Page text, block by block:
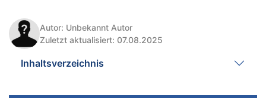
Autor: Unbekannt Autor
Zuletzt aktualisiert: 07.08.2025
Inhaltsverzeichnis